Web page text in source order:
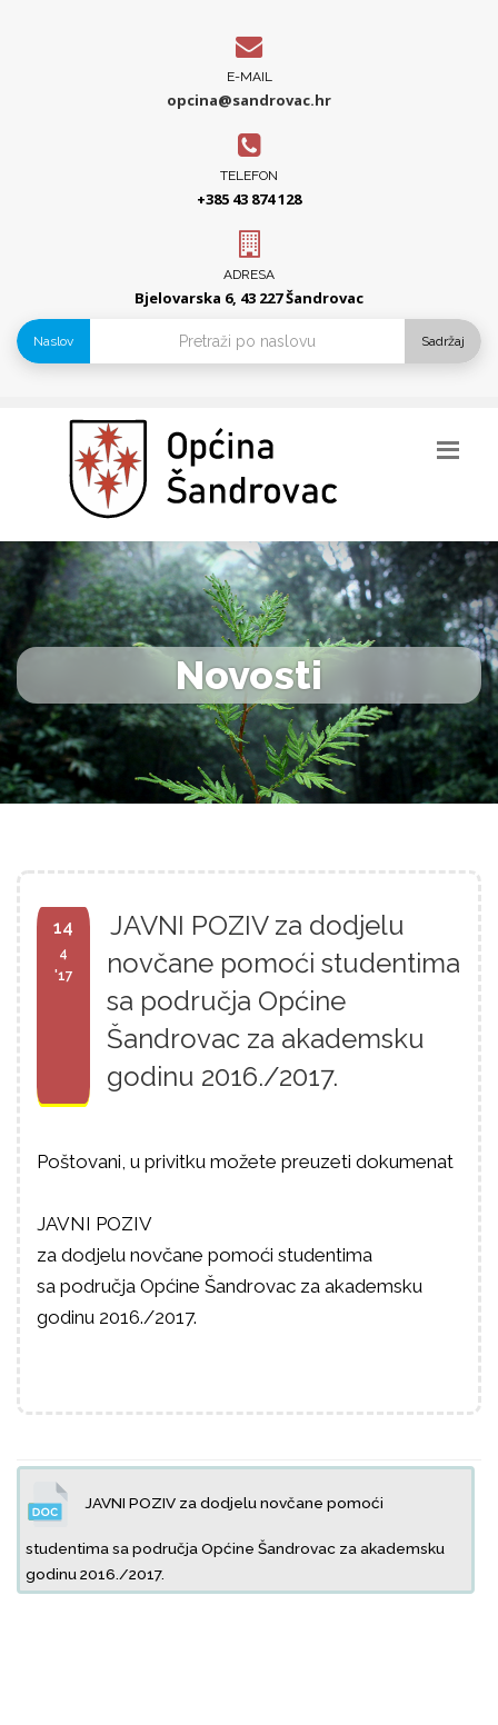
E-MAIL
opcina@sandrovac.hr
TELEFON
+385 43 874 128
ADRESA
Bjelovarska 6, 43 227 Šandrovac
Naslov Sadržaj
Novosti
14
4
'17
JAVNI POZIV za dodjelu
novčane pomoći studentima
sa područja Općine
Šandrovac za akademsku
godinu 2016./2017.
Poštovani, u privitku možete preuzeti dokumenat
JAVNI POZIV
za dodjelu novčane pomoći studentima
sa područja Općine Šandrovac za akademsku
godinu 2016./2017.
JAVNI POZIV za dodjelu novčane pomoći
studentima sa područja Općine Šandrovac za akademsku
godinu 2016./2017.